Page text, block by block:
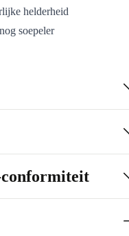
helderheid
soepeler